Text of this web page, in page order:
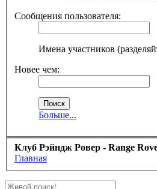
Сообщения пользователя:
Имена участников
Новее чем:
Больше...
Клуб Рэйндж Ровер - Range
Главная